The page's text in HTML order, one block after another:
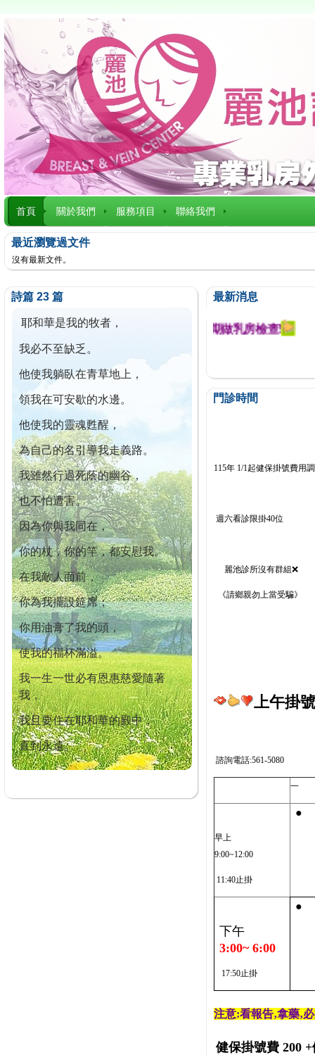
首頁 關於我們 服務項目 聯絡我們
最近瀏覽過文件
沒有最新文件。
詩篇 23 篇
耶和華是我的牧者，
我必不至缺乏。
他使我躺臥在青草地上，
領我在可安歇的水邊。
他使我的靈魂甦醒，
為自己的名引導我走義路。
我雖然行過死蔭的幽谷，
也不怕遭害。
因為你與我同在，
你的杖，你的竿，都安慰我。
在我敵人面前，
你為我擺設筵席；
你用油膏了我的頭，
使我的福杯滿溢。
我一生一世必有恩惠慈愛隨著
我，
我且要住在耶和華的殿中，
直到永遠。
最新消息
今已篩檢出1700位乳癌患者,提醒您定期做乳房檢查!
門診時間
115年 1/1起健保掛號費用
週六看診限掛40位
麗池診所沒有群組❌
《請鄉親勿上當受騙》
上午掛
諮詢電話:561-5080
一
早上
9:00~12:00
11:40止掛
●
下午
3:00~ 6:00
17:50止掛
●
注意:看報告‚拿藥‚
健保掛號費 200 +